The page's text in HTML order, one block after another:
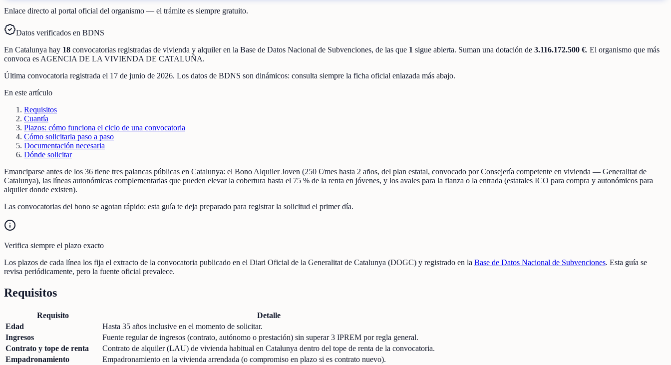
Enlace directo al portal oficial del organismo — el trámite es siempre gratuito.
Datos verificados en BDNS
En Catalunya hay 18 convocatorias registradas de vivienda y alquileren la Base de Datos Nacional de Subvenciones, de las que 1 sigue abierta. Suman una dotación de 3.116.172.500 €. El organismo que más
convoca es AGENCIA DE LA VIVIENDA DE CATALUÑA.
Última convocatoria registrada el 17 de junio de 2026. Los datos de BDNS son dinámicos: consulta siempre la ficha oficial enlazada más abajo.
En este artículo
Requisitos
Cuantía
Plazos: cómo funciona el ciclo de una convocatoria
Cómo solicitarla paso a paso
Documentación necesaria
Dónde solicitar
Emanciparse antes de los 36 tiene tres palancas públicas en Catalunya: el Bono Alquiler Joven (250 €/mes hasta 2 años, del plan estatal, convocado por Consejería competente en vivienda — Generalitat de
Catalunya), las líneas autonómicas complementarias que pueden elevar la cobertura hasta el 75 % de la renta en jóvenes, y los avales para la fianza o la entrada (estatales ICO para compra y autonómicos para
alquiler donde existen).
Las convocatorias del bono se agotan rápido: esta guía te deja preparado para registrar la solicitud el primer día.
Verifica siempre el plazo exacto
Los plazos de cada línea los fija el extracto de la convocatoria publicado en el Diari Oficial de la Generalitat de Catalunya (DOGC) y registrado en la Base de Datos Nacional de Subvenciones. Esta guía se
revisa periódicamente, pero la fuente oficial prevalece.
Requisitos
Requisito
Detalle
Edad
Hasta 35 años inclusive en el momento de solicitar.
Ingresos
Fuente regular de ingresos (contrato, autónomo o prestación) sin superar 3 IPREM por regla general.
Contrato y tope de renta
Contrato de alquiler (LAU) de vivienda habitual en Catalunya dentro del tope de renta de la convocatoria.
Empadronamiento
Empadronamiento en la vivienda arrendada (o compromiso en plazo si es contrato nuevo).